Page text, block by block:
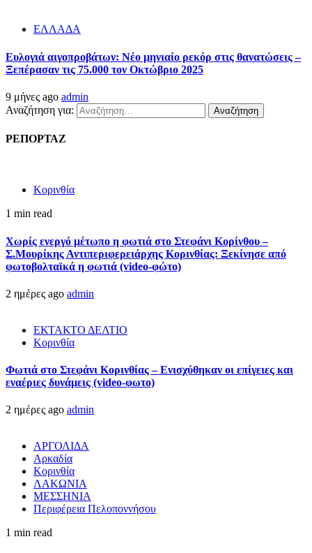
ΕΛΛΑΔΑ
Ευλογιά αιγοπροβάτων: Νέο μηνιαίο ρεκόρ στις θανατώσεις –
Ξεπέρασαν τις 75.000 τον Οκτώβριο 2025
9 μήνες ago admin
Αναζήτηση για:
ΡΕΠΟΡΤΑΖ
Κορινθία
1 min read
Χωρίς ενεργό μέτωπο η φωτιά στο Στεφάνι Κορίνθου –
Σ.Μουρίκης Αντιπεριφερειάρχης Κορινθίας: Ξεκίνησε από
φωτοβολταϊκά η φωτιά (video-φώτο)
2 ημέρες ago admin
ΕΚΤΑΚΤΟ ΔΕΛΤΙΟ
Κορινθία
Φωτιά στο Στεφάνι Κορινθίας – Ενισχύθηκαν οι επίγειες και
εναέριες δυνάμεις (video-φωτο)
2 ημέρες ago admin
ΑΡΓΟΛΙΔΑ
Αρκαδία
Κορινθία
ΛΑΚΩΝΙΑ
ΜΕΣΣΗΝΙΑ
Περιφέρεια Πελοποννήσου
1 min read